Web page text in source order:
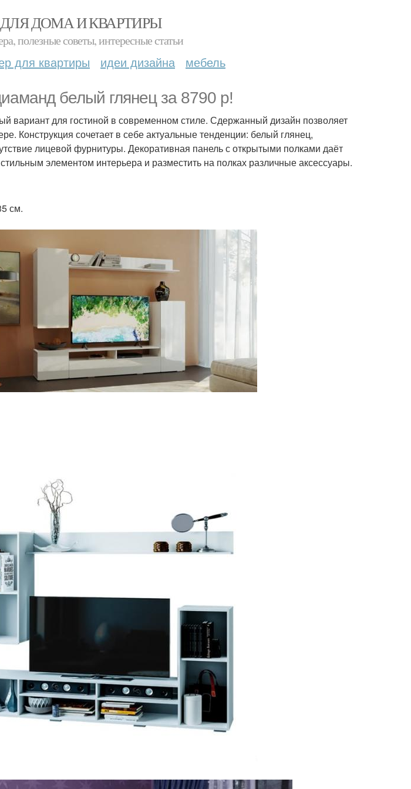
ДЛЯ ДОМА И КВАРТИРЫ
полезные советы, интересные статьи
для квартиры идеи дизайна мебель
белый глянец за 8790 р!
вариант для гостиной в современном стиле. Сдержанный дизайн позволяет
Конструкция сочетает в себе актуальные тенденции: белый глянец,
лицевой фурнитуры. Декоративная панель с открытыми полками даёт
элементом интерьера и разместить на полках различные аксессуары.
см.